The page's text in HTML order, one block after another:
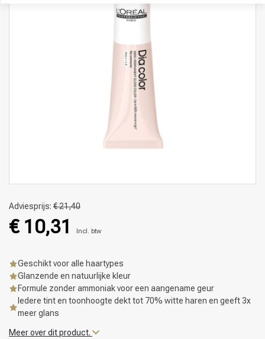
Adviesprijs: € 21,40
€ 10,31 Incl. btw
Geschikt voor alle haartypes
Glanzende en natuurlijke kleur
Formule zonder ammoniak voor een aangename geur
Iedere tint en toonhoogte dekt tot 70% witte haren en geeft 3x
meer glans
Meer over dit product.